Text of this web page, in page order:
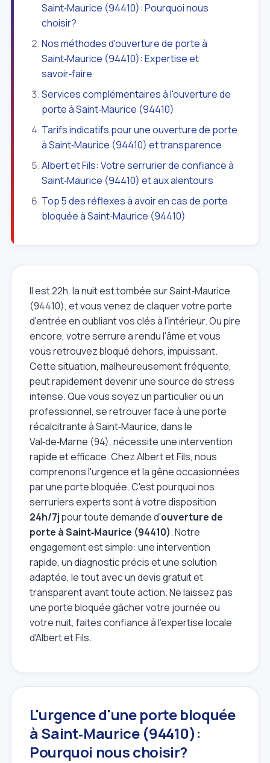
Saint‑Maurice (94410): Pourquoi nous
choisir?
Nos méthodes d'ouverture de porte à
Saint‑Maurice (94410): Expertise et
savoir‑faire
Services complémentaires à l'ouverture de
porte à Saint‑Maurice (94410)
Tarifs indicatifs pour une ouverture de porte
à Saint‑Maurice (94410) et transparence
Albert et Fils: Votre serrurier de confiance à
Saint‑Maurice (94410) et aux alentours
Top 5 des réflexes à avoir en cas de porte
bloquée à Saint‑Maurice (94410)
Il est 22h, la nuit est tombée sur Saint‑Maurice
(94410), et vous venez de claquer votre porte
d'entrée en oubliant vos clés à l'intérieur. Ou pire
encore, votre serrure a rendu l'âme et vous
vous retrouvez bloqué dehors, impuissant.
Cette situation, malheureusement fréquente,
peut rapidement devenir une source de stress
intense. Que vous soyez un particulier ou un
professionnel, se retrouver face à une porte
récalcitrante à Saint‑Maurice, dans le
Val‑de‑Marne (94), nécessite une intervention
rapide et efficace. Chez Albert et Fils, nous
comprenons l'urgence et la gêne occasionnées
par une porte bloquée. C'est pourquoi nos
serruriers experts sont à votre disposition
24h/7jpour toute demande d'ouverture de
porte à Saint‑Maurice (94410). Notre
engagement est simple: une intervention
rapide, un diagnostic précis et une solution
adaptée, le tout avec un devis gratuit et
transparent avant toute action. Ne laissez pas
une porte bloquée gâcher votre journée ou
votre nuit, faites confiance à l'expertise locale
d'Albert et Fils.
L'urgence d'une porte bloquée
à Saint‑Maurice (94410):
Pourquoi nous choisir?